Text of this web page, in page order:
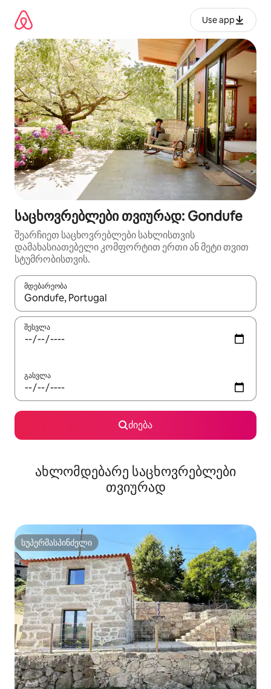
გადასვლა
Use app
საცხოვრებლები თვიურად: Gondufe
შეარჩიეთ საცხოვრებლები სახლისთვის
დამახასიათებელი კომფორტით ერთი ან მეტი თვით
სტუმრობისთვის.
მდებარეობა
როცა შედეგები ხელმისაწვდომი გახდება, ნავიგაციისთვის
შესვლა
გასვლა
ძიება
ახლომდებარე საცხოვრებლები
თვიურად
სუპერმასპინძელი
სუპერმასპინძელი